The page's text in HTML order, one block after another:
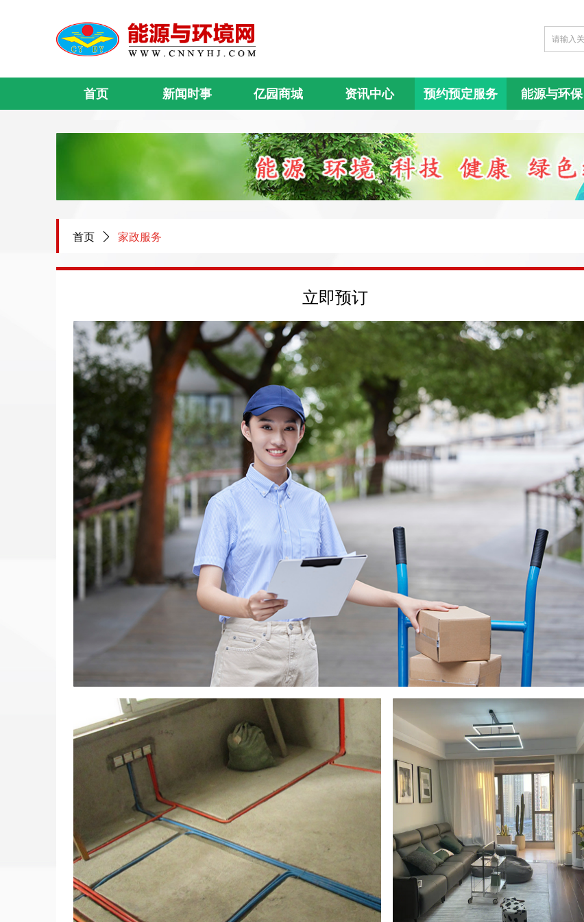
首页 新闻时事 亿园商城 资讯中心 预约预定服务 能源与环保
首页 ꄲ 家政服务
立即预订